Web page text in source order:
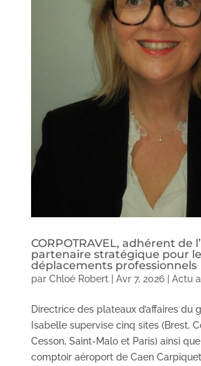
CORPOTRAVEL, adhérent de
partenaire stratégique pour
déplacements professionnels
par Chloé Robert| Avr 7, 2026| Actu
Directrice des plateaux d’affaires du
Isabelle supervise cinq sites (Brest,
Cesson, Saint-Malo et Paris) ainsi
comptoir aéroport de Caen